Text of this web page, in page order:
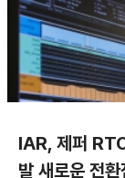
IAR, 제퍼
발 새로운 전환